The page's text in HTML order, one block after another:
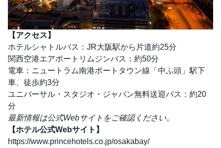
【アクセス】
ホテルシャトルバス：JR大阪駅から片道約25分
関西空港エアポートリムジンバス：約50分
電車：ニュートラム南港ポートタウン線「中ふ頭」駅下
車、徒歩約3分
ユニバーサル・スタジオ・ジャパン無料送迎バス：約20
分
最新情報は公式Webサイトをご確認ください。
【ホテル公式Webサイト】
https://www.princehotels.co.jp/osakabay/